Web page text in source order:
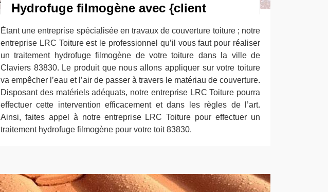
Hydrofuge filmogène avec {client
Étant une entreprise spécialisée en travaux de couverture toiture ; notre
entreprise LRC Toiture est le professionnel qu’il vous faut pour réaliser
un traitement hydrofuge filmogène de votre toiture dans la ville de
Claviers 83830. Le produit que nous allons appliquer sur votre toiture
va empêcher l’eau et l’air de passer à travers le matériau de couverture.
Disposant des matériels adéquats, notre entreprise LRC Toiture pourra
effectuer cette intervention efficacement et dans les règles de l’art.
Ainsi, faites appel à notre entreprise LRC Toiture pour effectuer un
traitement hydrofuge filmogène pour votre toit 83830.